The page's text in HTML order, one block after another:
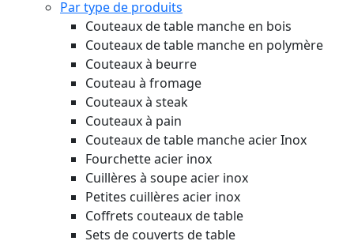
Par type de produits
Couteaux de table manche en bois
Couteaux de table manche en polymère
Couteaux à beurre
Couteau à fromage
Couteaux à steak
Couteaux à pain
Couteaux de table manche acier Inox
Fourchette acier inox
Cuillères à soupe acier inox
Petites cuillères acier inox
Coffrets couteaux de table
Sets de couverts de table